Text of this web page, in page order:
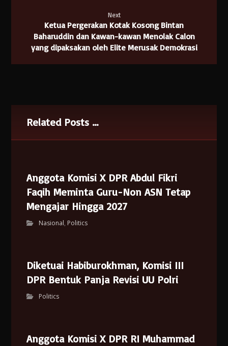
Next
Ketua Pergerakan Kotak Kosong Bintan
Baharuddin dan Kawan-kawan Menolak Calon
yang dipaksakan oleh Elite Merusak Demokrasi
Related Posts ...
Anggota Komisi X DPR Abdul Fikri
Faqih Meminta Guru-Non ASN Tetap
Mengajar Hingga 2027
Nasional, Politics
Diketuai Habiburokhman, Komisi III
DPR Bentuk Panja Revisi UU Polri
Politics
Anggota Komisi X DPR RI Muhammad